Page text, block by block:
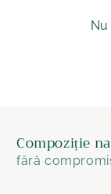
Compoziție
fără